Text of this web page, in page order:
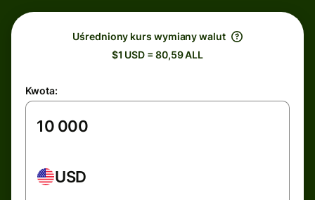
Uśredniony kurs wymiany walut
$1 USD = 80,59 ALL
Kwota:
USD